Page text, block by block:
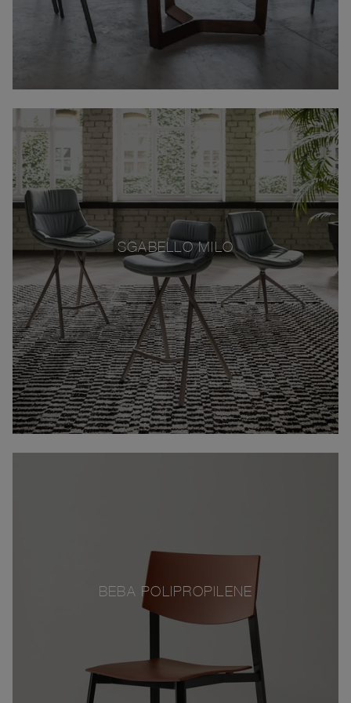
SGABELLO MILO
BEBA POLIPROPILENE